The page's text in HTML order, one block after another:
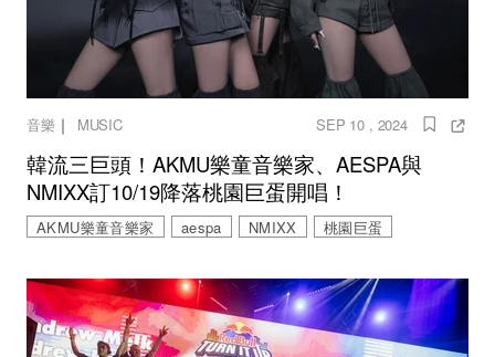
音樂 ｜ MUSIC SEP 10 , 2024
韓流三巨頭！AKMU樂童音樂家、AESPA與
NMIXX訂10/19降落桃園巨蛋開唱！
AKMU樂童音樂家 aespa NMIXX 桃園巨蛋